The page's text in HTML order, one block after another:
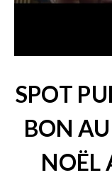
SPOT
BON
NOËL